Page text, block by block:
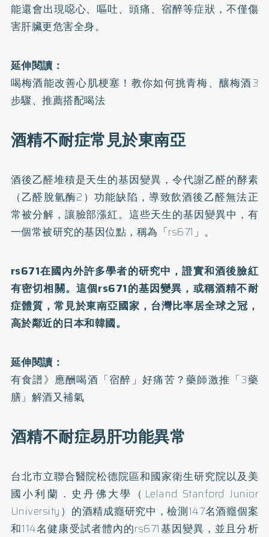
能還會出現噁心、嘔吐、頭痛、宿醉等症狀，不僅傷
害肝臟更危害全身。
延伸閱讀：
喝梅酒能改善心肌梗塞！教你如何挑青梅、釀梅酒3
步驟、推薦搭配喝法
酒精不耐症常見於東南亞
酒後乙醛堆積是天生的基因變異，令代謝乙醛的酵素
（乙醛脫氫酶2）功能缺陷，導致飲酒後乙醛無法正
常被分解，讓臉部漲紅。這些天生的基因變異中，有
一個常被研究的基因位點，稱為「rs671」。
rs671在國內外許多學者的研究中，證實和酒後臉紅
有密切相關。這個rs671的基因變異，或稱酒精不耐
症體質，常見於東南亞國家，台灣比率居全球之冠，
高於鄰近的日本和韓國。
延伸閱讀：
有食譜》應酬喝酒「宿醉」好痛苦？藥師激推「3藥
膳」解酒又補氣
酒精不耐症易肝功能異常
台北市立聯合醫院松德院區和國家衛生研究院以及美
國小利蘭．史丹佛大學（Leland Stanford Junior
University）的酒精成癮研究中，檢測147名酒癮個案
和114名健康受試者體內的rs671基因變異，並且分析